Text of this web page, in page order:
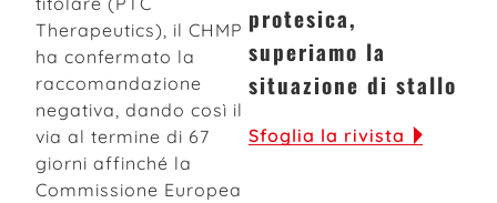
Therapeutics), il CHMP
ha confermato la
raccomandazione
negativa, dando così il
via al termine di 67
giorni affinché la
Commissione Europea
protesica,
superiamo la
situazione di stallo
Sfoglia la rivista